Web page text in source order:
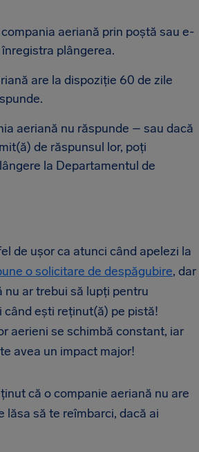
aeriană prin poștă sau e-
plângerea.
are la dispoziție 60 de zile
aeriană nu răspunde – sau dacă
de răspunsul lor, poți
la Departamentul de
de ușor ca atunci când apelezi la
o solicitare de despăgubire, dar
nu ar trebui să lupți pentru
ești reținut(ă) pe pistă!
aerieni se schimbă constant, iar
avea un impact major!
că o companie aeriană nu are
lăsa să te reîmbarci, dacă ai